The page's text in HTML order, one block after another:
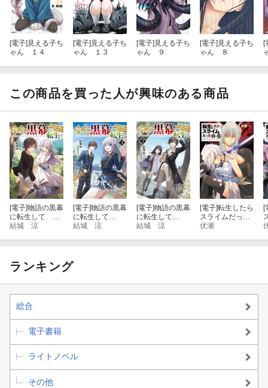
[電子] 見える子ち
ゃん １４
[電子] 見える子ち
ゃん １３
[電子] 見える子ち
ゃん ９
[電子] 見える子ち
ゃん ８
[
この商品を買った人が興味のある商品
[電子]物語の黒幕
に転生して 〜
進化する魔剣と
結城 涼
[電子]物語の黒幕
に転生して
３ 〜進化する
子特別版】
結城 涼
[電子]物語の黒幕
に転生して
２ 〜進化する
結城 涼
[電子]転生したら
スライムだった
件 22
伏瀬
[
ランキング
総合
電子書籍
ライトノベル
その他